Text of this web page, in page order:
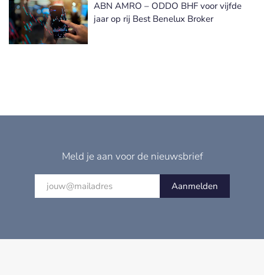
ABN AMRO – ODDO BHF voor vijfde
jaar op rij Best Benelux Broker
Meld je aan voor de nieuwsbrief
Aanmelden